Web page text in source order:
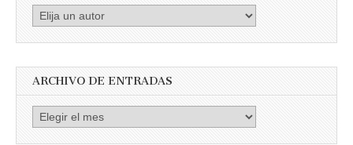
Busca
ARCHIVO DE ENTRADAS
Archivo